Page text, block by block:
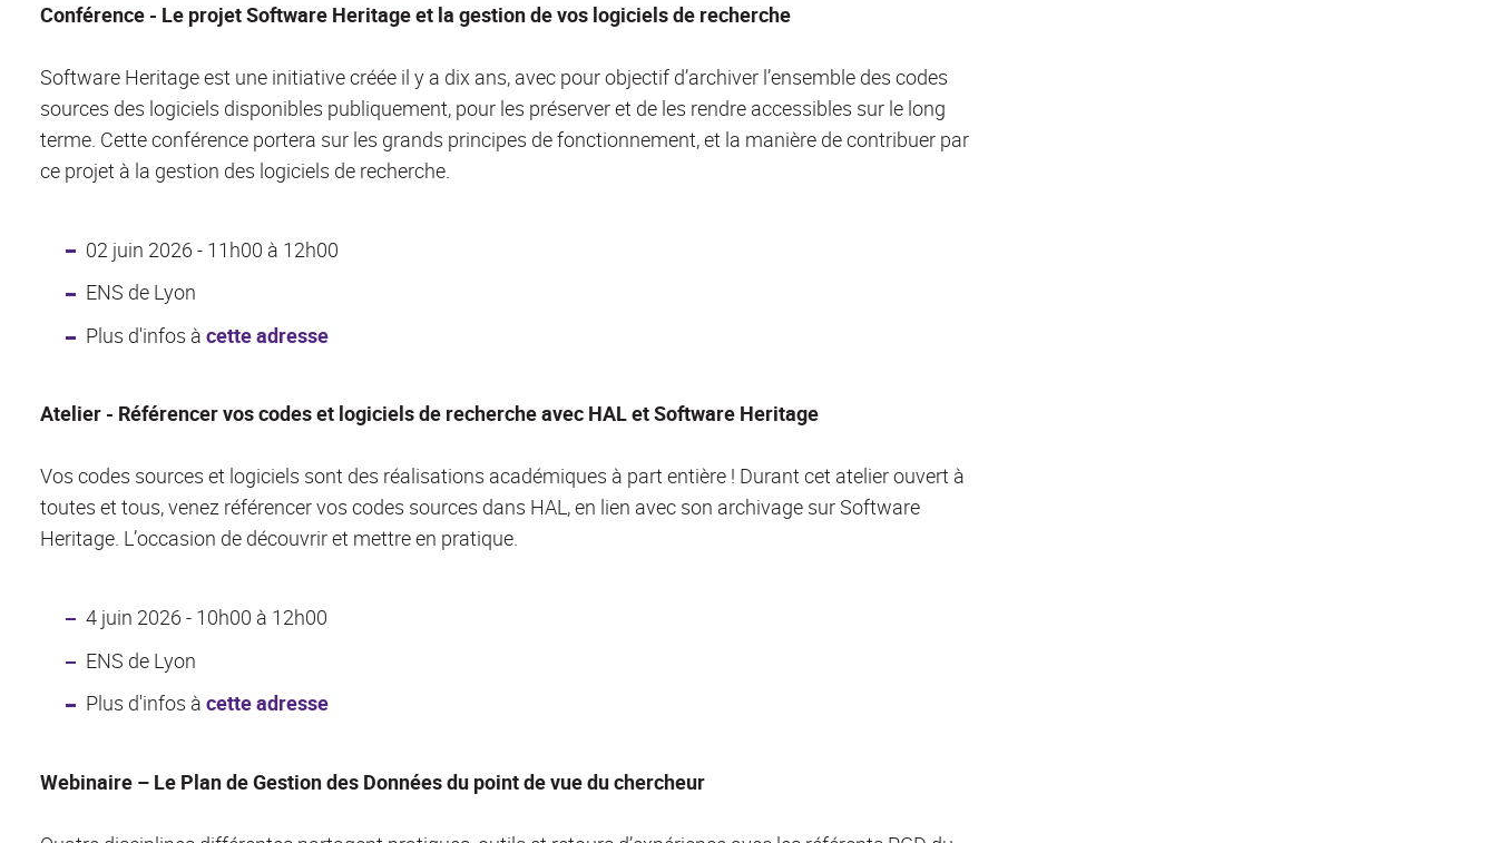
Conférence - Le projet Software Heritage et la gestion de vos logiciels de recherche
Software Heritage est une initiative créée il y a dix ans, avec pour objectif d’archiver l’ensemble des codes
sources des logiciels disponibles publiquement, pour les préserver et de les rendre accessibles sur le long
terme. Cette conférence portera sur les grands principes de fonctionnement, et la manière de contribuer par
ce projet à la gestion des logiciels de recherche.
02 juin 2026 - 11h00 à 12h00
ENS de Lyon
Plus d'infos à cette adresse
Atelier - Référencer vos codes et logiciels de recherche avec HAL et Software Heritage
Vos codes sources et logiciels sont des réalisations académiques à part entière ! Durant cet atelier ouvert à
toutes et tous, venez référencer vos codes sources dans HAL, en lien avec son archivage sur Software
Heritage. L’occasion de découvrir et mettre en pratique.
4 juin 2026 - 10h00 à 12h00
ENS de Lyon
Plus d'infos à cette adresse
Webinaire – Le Plan de Gestion des Données du point de vue du chercheur